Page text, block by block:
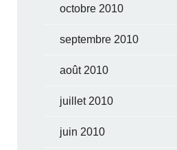
octobre 2010
septembre 2010
août 2010
juillet 2010
juin 2010